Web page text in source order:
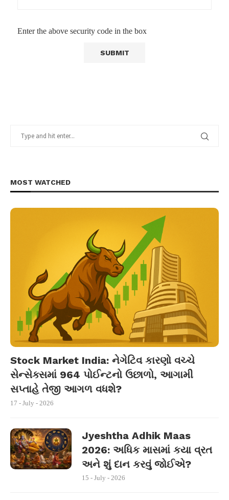
Enter the above security code in the box
MOST WATCHED
Stock Market India: નેગેટિવ કારણો વચ્ચે
સેન્સેક્સમાં 964 પોઈન્ટનો ઉછાળો, આગામી
સપ્તાહે તેજી આગળ વધશે?
17 - July - 2026
Jyeshtha Adhik Maas
2026: અધિક માસમાં કયા વ્રત
અને શું દાન કરવું જોઈએ?
15 - July - 2026